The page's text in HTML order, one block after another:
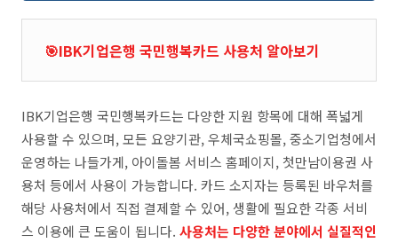
🎯IBK기업은행 국민행복카드 사용처 알아보기
IBK기업은행 국민행복카드는 다양한 지원 항목에 대해 폭넓게
사용할 수 있으며, 모든 요양기관, 우체국쇼핑몰, 중소기업청에서
운영하는 나들가게, 아이돌봄 서비스 홈페이지, 첫만남이용권 사
용처 등에서 사용이 가능합니다. 카드 소지자는 등록된 바우처를
해당 사용처에서 직접 결제할 수 있어, 생활에 필요한 각종 서비
스 이용에 큰 도움이 됩니다. 사용처는 다양한 분야에서 실질적인